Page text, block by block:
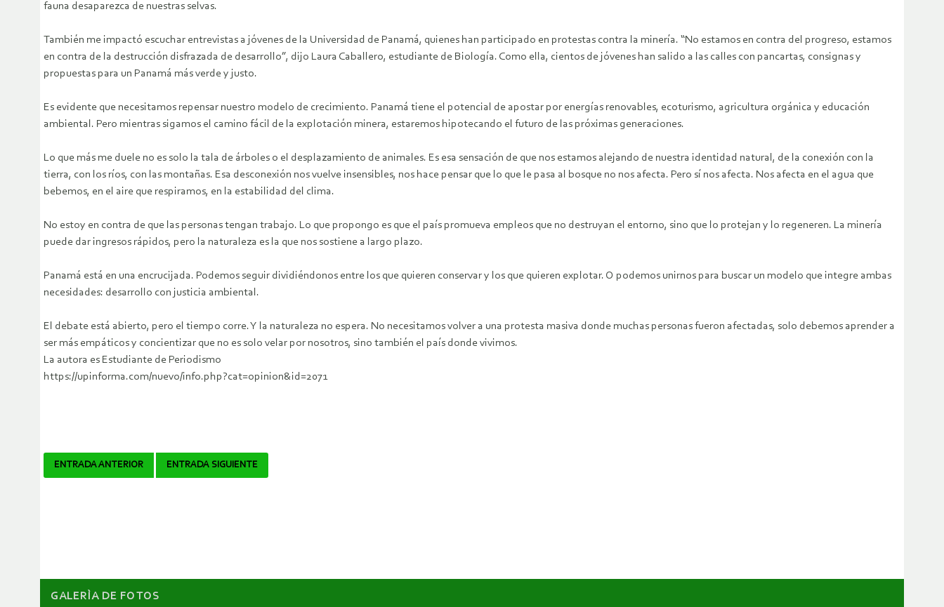
fauna desaparezca de nuestras selvas.
También me impactó escuchar entrevistas a jóvenes de la Universidad de Panamá, quienes han participado en protestas contra la minería. “No estamos en contra del progreso, estamos
en contra de la destrucción disfrazada de desarrollo”, dijo Laura Caballero, estudiante de Biología. Como ella, cientos de jóvenes han salido a las calles con pancartas, consignas y
propuestas para un Panamá más verde y justo.
Es evidente que necesitamos repensar nuestro modelo de crecimiento. Panamá tiene el potencial de apostar por energías renovables, ecoturismo, agricultura orgánica y educación
ambiental. Pero mientras sigamos el camino fácil de la explotación minera, estaremos hipotecando el futuro de las próximas generaciones.
Lo que más me duele no es solo la tala de árboles o el desplazamiento de animales. Es esa sensación de que nos estamos alejando de nuestra identidad natural, de la conexión con la
tierra, con los ríos, con las montañas. Esa desconexión nos vuelve insensibles, nos hace pensar que lo que le pasa al bosque no nos afecta. Pero sí nos afecta. Nos afecta en el agua que
bebemos, en el aire que respiramos, en la estabilidad del clima.
No estoy en contra de que las personas tengan trabajo. Lo que propongo es que el país promueva empleos que no destruyan el entorno, sino que lo protejan y lo regeneren. La minería
puede dar ingresos rápidos, pero la naturaleza es la que nos sostiene a largo plazo.
Panamá está en una encrucijada. Podemos seguir dividiéndonos entre los que quieren conservar y los que quieren explotar. O podemos unirnos para buscar un modelo que integre ambas
necesidades: desarrollo con justicia ambiental.
El debate está abierto, pero el tiempo corre. Y la naturaleza no espera. No necesitamos volver a una protesta masiva donde muchas personas fueron afectadas, solo debemos aprender a
ser más empáticos y concientizar que no es solo velar por nosotros, sino también el país donde vivimos.
La autora es Estudiante de Periodismo
https://upinforma.com/nuevo/info.php?cat=opinion&id=2071
Navegador
ENTRADA ANTERIOR ENTRADA SIGUIENTE
GALERÌA DE FOTOS